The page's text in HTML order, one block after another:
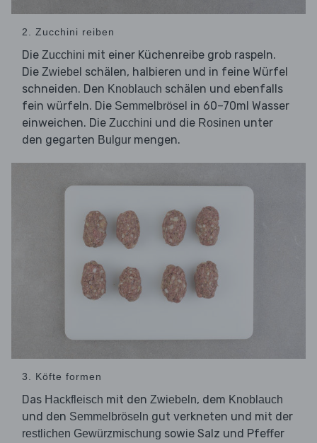
2. Zucchini reiben
Die Zucchini mit einer Küchenreibe grob raspeln.
Die Zwiebel schälen, halbieren und in feine Würfel
schneiden. Den Knoblauch schälen und ebenfalls
fein würfeln. Die Semmelbrösel in 60–70ml Wasser
einweichen. Die Zucchini und die Rosinen unter
den gegarten Bulgur mengen.
3. Köfte formen
Das Hackfleisch mit den Zwiebeln, dem Knoblauch
und den Semmelbröseln gut verkneten und mit der
restlichen Gewürzmischung sowie Salz und Pfeffer